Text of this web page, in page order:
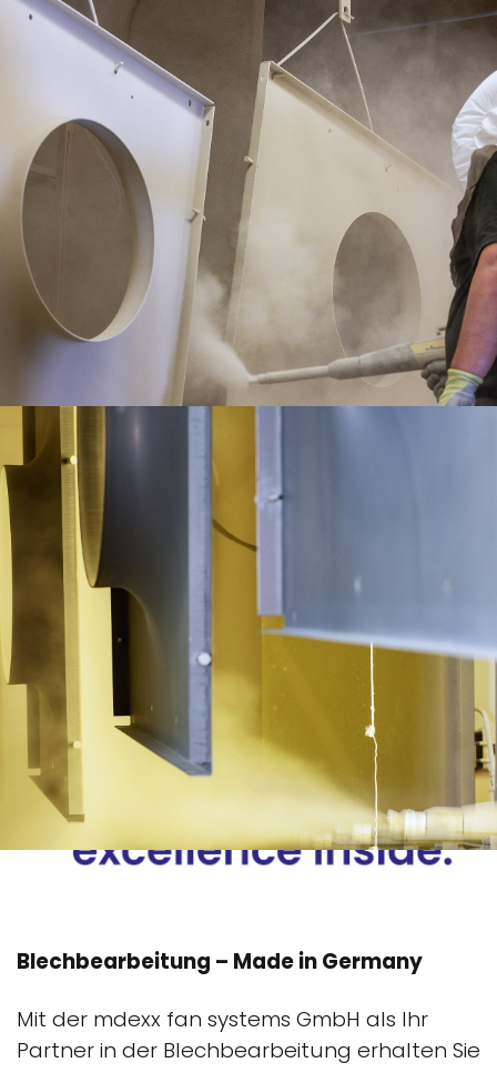
Blechbearbeitung – Made in Germany
Mit der mdexx fan systems GmbH als Ihr
Partner in der Blechbearbeitung erhalten Sie